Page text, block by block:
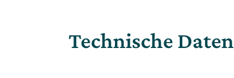
Technische Daten